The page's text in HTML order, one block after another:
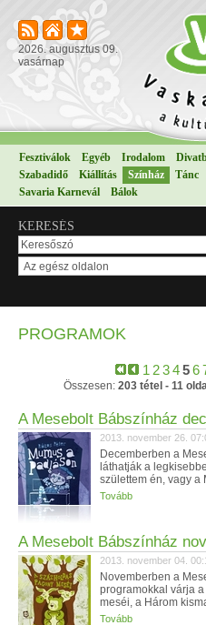
2026. augusztus 09.
vasárnap
Fesztiválok Egyéb Irodalom
Szabadidő
Kiállítás Színház Tánc
Savaria Karnevál
Bálok
KERESÉS
PROGRAMOK
1 23456
Összesen: 203 tétel - 11
A Mesebolt Bábszínház
2013. november 26.
Decemberben a
láthatják a
születtem én, vagy a
Tovább
A Mesebolt Bábszínház
2013. november 04.
Novemberben a
programokkal várja
meséi, a Három
Tovább